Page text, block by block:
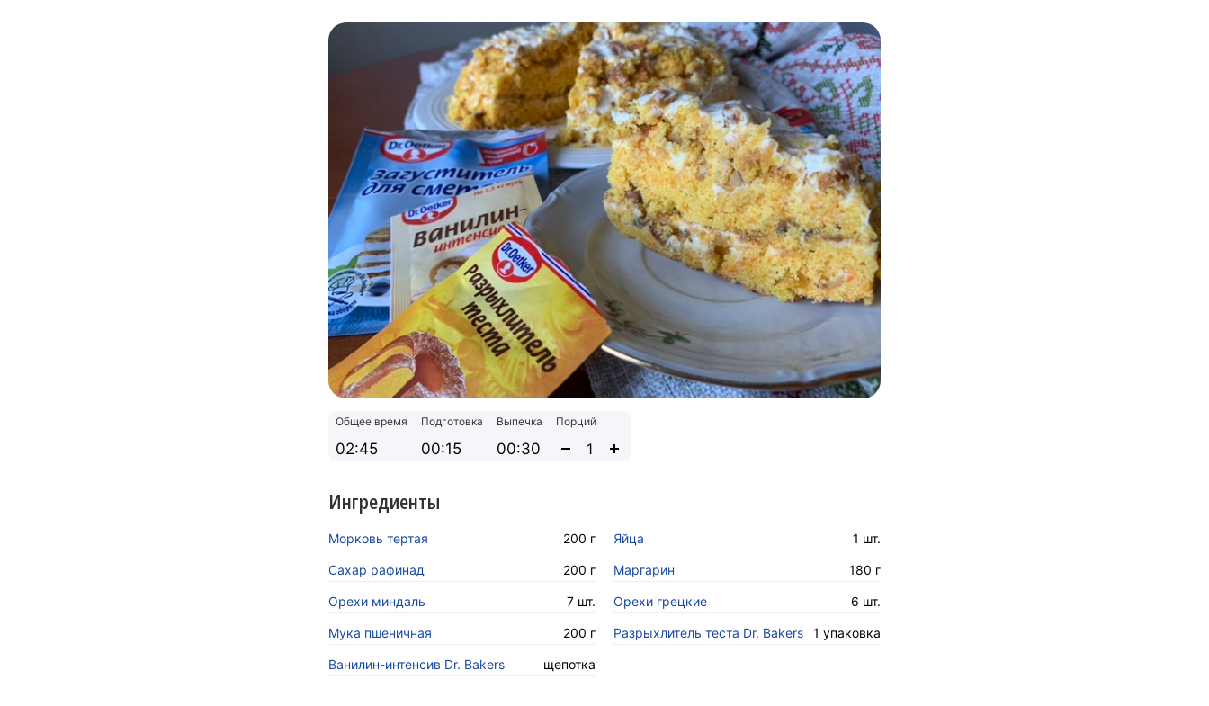
Общее время
02:45
Подготовка
00:15
Выпечка
00:30
Порций
Ингредиенты
Морковь тертая 200 г Яйца 1 шт.
Сахар рафинад 200 г Маргарин 180 г
Орехи миндаль 7 шт. Орехи грецкие 6 шт.
Мука пшеничная 200 г Разрыхлитель теста Dr. Bakers 1 упаковка
Ванилин-интенсив Dr. Bakers щепотка